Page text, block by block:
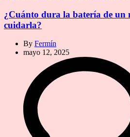
¿Cuánto dura la batería de un
cuidarla?
By Fermín
mayo 12, 2025